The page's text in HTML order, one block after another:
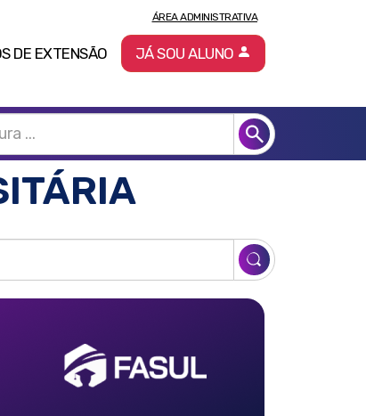
DE EXTENSÃO
ÁREA ADMINISTRATIVA
JÁ SOU ALUNO